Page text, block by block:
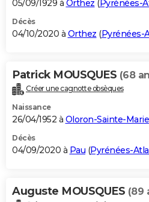
05/09/1929 à Orthez ( Pyrénées-
Décès
04/10/2020 à Orthez (Pyrénées-
Patrick MOUSQUES (68
Créer une cagnotte obsèques
Naissance
26/04/1952 à Oloron-Sainte-Marie
Décès
04/09/2020 à Pau (Pyrénées-
Auguste MOUSQUES (89